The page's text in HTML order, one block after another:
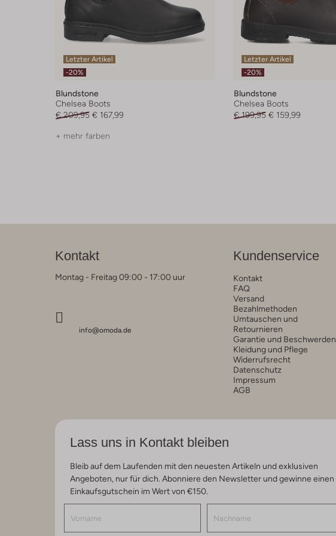
Letzter Artikel
-20%
Blundstone
Chelsea Boots
€ 209,95 € 167,99
+ mehr farben
Letzter Artikel
-20%
Blundstone
Chelsea Boots
€ 199,95 € 159,99
Kontakt
Montag - Freitag 09:00 - 17:00 uur
info@omoda.de
Kundenservice
Kontakt
FAQ
Versand
Bezahlmethoden
Umtauschen und
Retournieren
Garantie und Beschwerden
Kleidung und Pflege
Widerrufsrecht
Datenschutz
Impressum
AGB
Lass uns in Kontakt bleiben
Bleib auf dem Laufenden mit den neuesten Artikeln und exklusiven
Angeboten, nur für dich. Abonniere den Newsletter und gewinne einen
Einkaufsgutschein im Wert von €150.